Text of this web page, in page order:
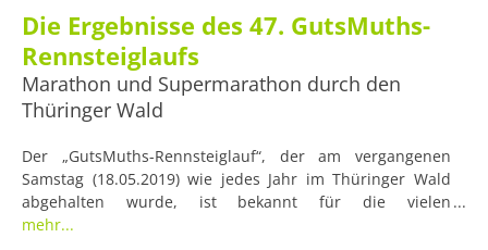
Die Ergebnisse des 47. GutsMuths-
Rennsteiglaufs
Marathon und Supermarathon durch den
Thüringer Wald
Der „GutsMuths-Rennsteiglauf“, der am vergangenen
Samstag (18.05.2019) wie jedes Jahr im Thüringer Wald
abgehalten wurde, ist bekannt für die vielen
abwechslungsreichen Disziplinen, zu denen die
mehr...